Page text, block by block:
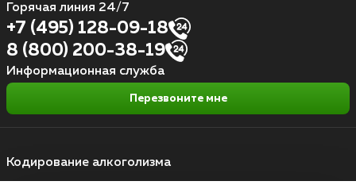
Кодирование алкоголизма
Горячая линия 24/7
+7 (495) 128-09-18
8 (800) 200-38-19
Информационная служба
Перезвоните мне